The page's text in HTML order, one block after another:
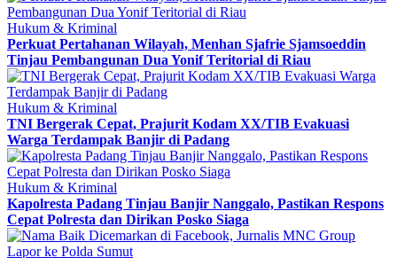
Hukum & Kriminal
Perkuat Pertahanan Wilayah, Menhan Sjafrie Sjamsoeddin
Tinjau Pembangunan Dua Yonif Teritorial di Riau
Hukum & Kriminal
TNI Bergerak Cepat, Prajurit Kodam XX/TIB Evakuasi
Warga Terdampak Banjir di Padang
Hukum & Kriminal
Kapolresta Padang Tinjau Banjir Nanggalo, Pastikan Respons
Cepat Polresta dan Dirikan Posko Siaga